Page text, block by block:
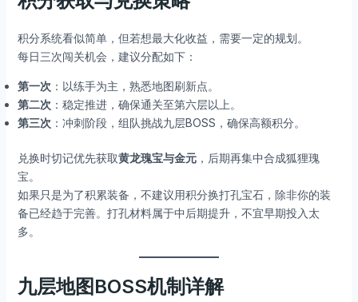
积分系统看似简单，但若想最大化收益，需要一定的规划。
每日三次闯关机会，建议分配如下：
第一次 ：以练手为主，熟悉地图刷新点。
第二次 ：稳定推进，确保通关至第六层以上。
第三次 ：冲刺阶段，组队挑战九层BOSS，确保高额积分。
兑换时切记优先获取黄龙瑰宝与金元，后期再集中合成狐狸瑰
宝。
如果只是为了积累装备，不建议用积分换打孔宝石，除非你的装
备已经趋于完善。打孔材料属于中后期提升，不宜早期投入太
多。
九层地图BOSS机制详解